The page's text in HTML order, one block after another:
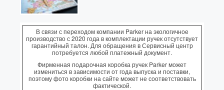
В связи с переходом компании Parker на экологичное
производство с 2020 года в комплектации ручек отсутствует
гарантийный талон. Для обращения в Сервисный центр
потребуется любой платежный документ.
Фирменная подарочная коробка ручек Parker может
измениться в зависимости от года выпуска и поставки,
поэтому фото коробки на сайте может не соответствовать
фактической.